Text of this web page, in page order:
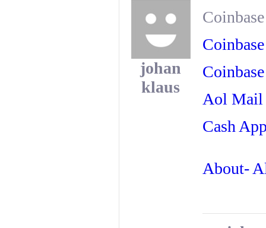
johan
klaus
Aol Mail
Cash
About-